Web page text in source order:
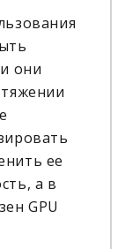
они
ее
а в
GPU